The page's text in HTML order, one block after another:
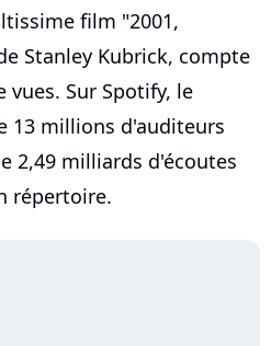
film "2001,
Stanley Kubrick, compte
Sur Spotify, le
13 millions d'auditeurs
2,49 milliards d'écoutes
répertoire.